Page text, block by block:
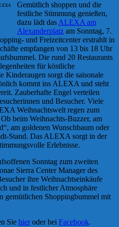
Gemütlich shoppen und die
festliche Stimmung genießen,
dazu lädt dasALEXA am
Alexanderplatz am Sonntag, 7.
und Freizeitcenter erstrahlt in
empfangen von 13 bis 18 Uhr
Die rund 20 Restaurants
für köstliche
Kinderaugen sorgt die saisonale
kommt ins ALEXA und steht
Zauberhafte Engel verteilen
und Besucher. Viele
Weihnachtswelt regen zum
beim Weihnachts-Buzzer, am
am goldenen Wunschbaum oder
Stand. Das ALEXA sorgt in der
Erlebnisse.
Sonntag zum zweiten
Sierra Center Manager des
ihre Weihnachtseinkäufe
und in festlicher Atmosphäre
gemütlichen Shoppingbummel mit
Sie hier oder bei Facebook.